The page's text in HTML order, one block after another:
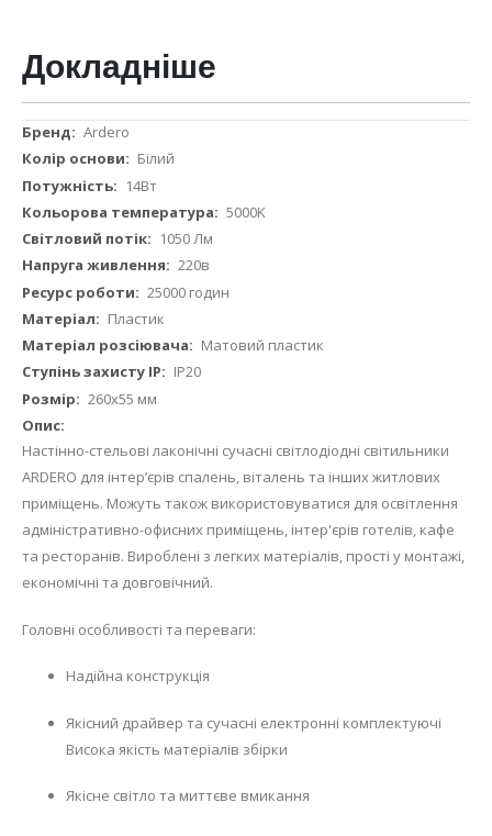
Докладніше
ДокладнішеArdero
Білий
14Вт
5000K
1050 Лм
220в
25000 годин
Пластик
Матовий пластик
IP20
260х55 мм
Настінно-стельові лаконічні сучасні світлодіодні світильники
ARDERO для інтер’єрів спалень, віталень та інших житлових
приміщень. Можуть також використовуватися для освітлення
адміністративно-офисних приміщень, інтер'єрів готелів, кафе
та ресторанів. Вироблені з легких матеріалів, прості у монтажі,
економічні та довговічний.
Головні особливості та переваги:
Надійна конструкція
Якісний драйвер та сучасні електронні комплектуючі
Висока якість матеріалів збірки
Якісне світло та миттєве вмикання